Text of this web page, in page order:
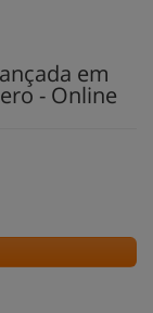
em
- Online